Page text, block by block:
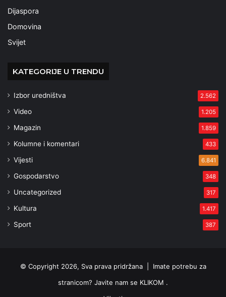
Dijaspora
Domovina
Svijet
KATEGORIJE U TRENDU
Izbor uredništva 2.562
Video 1.205
Magazin 1.859
Kolumne i komentari 433
Vijesti 6.841
Gospodarstvo 348
Uncategorized 317
Kultura 1.417
Sport 387
© Copyright 2026, Sva prava pridržana | Imate potrebu za
stranicom? Javite nam se KLIKOM .